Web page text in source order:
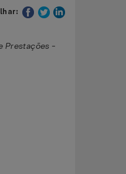
Prestações -